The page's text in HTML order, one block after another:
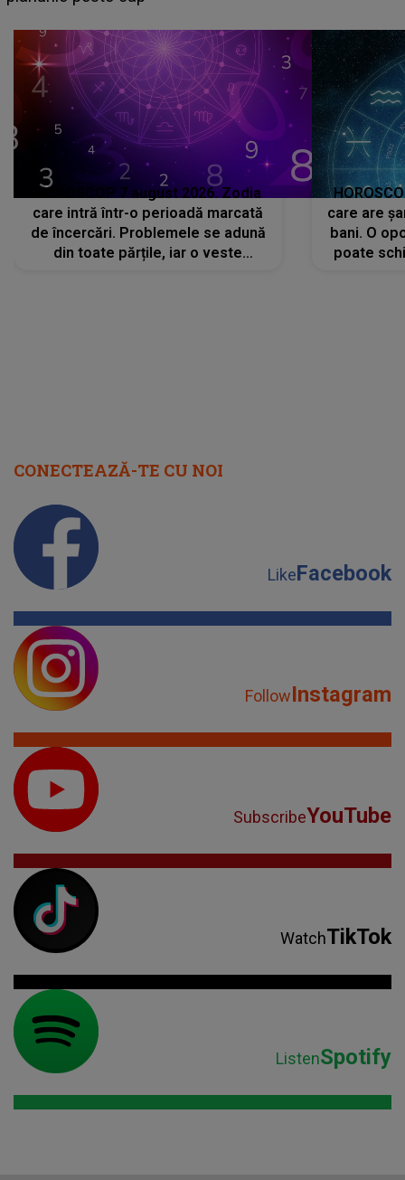
HOROSCOP 7 august 2026. Zodia
care intră într-o perioadă marcată
de încercări. Problemele se adună
din toate părțile, iar o veste
care are
bani. O
poate
CONECTEAZĂ-TE CU NOI
LikeFacebook
FollowInstagram
SubscribeYouTube
WatchTikTok
ListenSpotify